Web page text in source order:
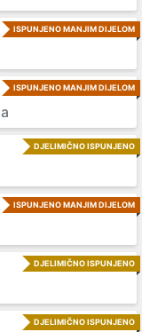
ISPUNJENO MANJIM DIJELOM
ISPUNJENO MANJIM DIJELOM
DJELIMIČNO ISPUNJENO
ISPUNJENO MANJIM DIJELOM
DJELIMIČNO ISPUNJENO
DJELIMIČNO ISPUNJENO